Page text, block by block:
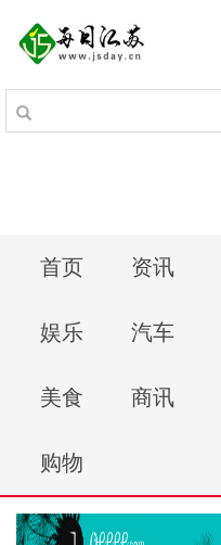
首页 资讯
娱乐 汽车
美食 商讯
购物